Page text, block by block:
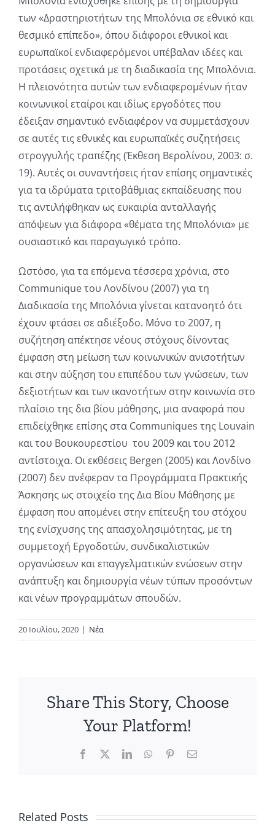
των «Δραστηριοτήτων της Μπολόνια σε εθνικό και
θεσμικό επίπεδο», όπου διάφοροι εθνικοί και
ευρωπαϊκοί ενδιαφερόμενοι υπέβαλαν ιδέες και
προτάσεις σχετικά με τη διαδικασία της Μπολόνια.
Η πλειονότητα αυτών των ενδιαφερομένων ήταν
κοινωνικοί εταίροι και ιδίως εργοδότες που
έδειξαν σημαντικό ενδιαφέρον να συμμετάσχουν
σε αυτές τις εθνικές και ευρωπαϊκές συζητήσεις
στρογγυλής τραπέζης (Έκθεση Βερολίνου, 2003: σ.
19). Αυτές οι συναντήσεις ήταν επίσης σημαντικές
για τα ιδρύματα τριτοβάθμιας εκπαίδευσης που
τις αντιλήφθηκαν ως ευκαιρία ανταλλαγής
απόψεων για διάφορα «θέματα της Μπολόνια» με
ουσιαστικό και παραγωγικό τρόπο.
Ωστόσο, για τα επόμενα τέσσερα χρόνια, στο
Communique του Λονδίνου (2007) για τη
Διαδικασία της Μπολόνια γίνεται κατανοητό ότι
έχουν φτάσει σε αδιέξοδο. Μόνο το 2007, η
συζήτηση απέκτησε νέους στόχους δίνοντας
έμφαση στη μείωση των κοινωνικών ανισοτήτων
και στην αύξηση του επιπέδου των γνώσεων, των
δεξιοτήτων και των ικανοτήτων στην κοινωνία στο
πλαίσιο της δια βίου μάθησης, μια αναφορά που
επιδείχθηκε επίσης στα Communiques της Louvain
και του Βουκουρεστίου του 2009 και του 2012
αντίστοιχα. Οι εκθέσεις Bergen (2005) και Λονδίνο
(2007) δεν ανέφεραν τα Προγράμματα Πρακτικής
Άσκησης ως στοιχείο της Δια Βίου Μάθησης με
έμφαση που απομένει στην επίτευξη του στόχου
της ενίσχυσης της απασχολησιμότητας, με τη
συμμετοχή Εργοδοτών, συνδικαλιστικών
οργανώσεων και επαγγελματικών ενώσεων στην
ανάπτυξη και δημιουργία νέων τύπων προσόντων
και νέων προγραμμάτων σπουδών.
20 Ιουλίου, 2020 | Νέα
Share This Story, Choose
Your Platform!
Facebook LinkedInWhatsApp
PinterestEmail
Related Posts
Άσκησης